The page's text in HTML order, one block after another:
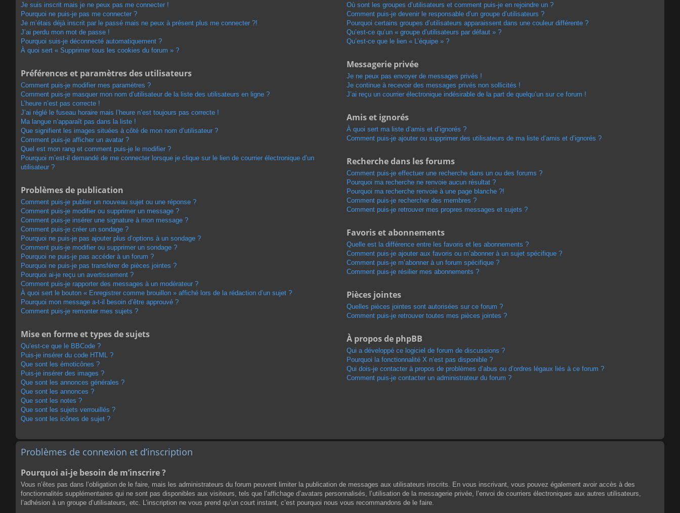
Je suis inscrit mais je ne peux pas me connecter !
Pourquoi ne puis-je pas me connecter ?
Je m’étais déjà inscrit par le passé mais ne peux à présent plus me connecter ?!
J’ai perdu mon mot de passe !
Pourquoi suis-je déconnecté automatiquement ?
À quoi sert « Supprimer tous les cookies du forum » ?
Préférences et paramètres des utilisateurs
Comment puis-je modifier mes paramètres ?
Comment puis-je masquer mon nom d’utilisateur de la liste des utilisateurs en ligne ?
L’heure n’est pas correcte !
J’ai réglé le fuseau horaire mais l’heure n’est toujours pas correcte !
Ma langue n’apparaît pas dans la liste !
Que signifient les images situées à côté de mon nom d’utilisateur ?
Comment puis-je afficher un avatar ?
Quel est mon rang et comment puis-je le modifier ?
Pourquoi m’est-il demandé de me connecter lorsque je clique sur le lien de courrier électronique d’un
utilisateur ?
Problèmes de publication
Comment puis-je publier un nouveau sujet ou une réponse ?
Comment puis-je modifier ou supprimer un message ?
Comment puis-je insérer une signature à mon message ?
Comment puis-je créer un sondage ?
Pourquoi ne puis-je pas ajouter plus d’options à un sondage ?
Comment puis-je modifier ou supprimer un sondage ?
Pourquoi ne puis-je pas accéder à un forum ?
Pourquoi ne puis-je pas transférer de pièces jointes ?
Pourquoi ai-je reçu un avertissement ?
Comment puis-je rapporter des messages à un modérateur ?
À quoi sert le bouton « Enregistrer comme brouillon » affiché lors de la rédaction d’un sujet ?
Pourquoi mon message a-t-il besoin d’être approuvé ?
Comment puis-je remonter mes sujets ?
Mise en forme et types de sujets
Qu’est-ce que le BBCode ?
Puis-je insérer du code HTML ?
Que sont les émoticônes ?
Puis-je insérer des images ?
Que sont les annonces générales ?
Que sont les annonces ?
Que sont les notes ?
Que sont les sujets verrouillés ?
Que sont les icônes de sujet ?
Où sont les groupes d’utilisateurs et comment puis-je en rejoindre un ?
Comment puis-je devenir le responsable d’un groupe d’utilisateurs ?
Pourquoi certains groupes d’utilisateurs apparaissent dans une couleur différente ?
Qu’est-ce qu’un « groupe d’utilisateurs par défaut » ?
Qu’est-ce que le lien « L’équipe » ?
Messagerie privée
Je ne peux pas envoyer de messages privés !
Je continue à recevoir des messages privés non sollicités !
J’ai reçu un courrier électronique indésirable de la part de quelqu’un sur ce forum !
Amis et ignorés
À quoi sert ma liste d’amis et d’ignorés ?
Comment puis-je ajouter ou supprimer des utilisateurs de ma liste d’amis et d’ignorés ?
Recherche dans les forums
Comment puis-je effectuer une recherche dans un ou des forums ?
Pourquoi ma recherche ne renvoie aucun résultat ?
Pourquoi ma recherche renvoie à une page blanche ?!
Comment puis-je rechercher des membres ?
Comment puis-je retrouver mes propres messages et sujets ?
Favoris et abonnements
Quelle est la différence entre les favoris et les abonnements ?
Comment puis-je ajouter aux favoris ou m’abonner à un sujet spécifique ?
Comment puis-je m’abonner à un forum spécifique ?
Comment puis-je résilier mes abonnements ?
Pièces jointes
Quelles pièces jointes sont autorisées sur ce forum ?
Comment puis-je retrouver toutes mes pièces jointes ?
À propos de phpBB
Qui a développé ce logiciel de forum de discussions ?
Pourquoi la fonctionnalité X n’est pas disponible ?
Qui dois-je contacter à propos de problèmes d’abus ou d’ordres légaux liés à ce forum ?
Comment puis-je contacter un administrateur du forum ?
Problèmes de connexion et d’inscription
Pourquoi ai-je besoin de m’inscrire ?
Vous n’êtes pas dans l’obligation de le faire, mais les administrateurs du forum peuvent limiter la publication de messages aux utilisateurs inscrits. En vous inscrivant, vous pouvez également avoir accès à des
fonctionnalités supplémentaires qui ne sont pas disponibles aux visiteurs, tels que l’affichage d’avatars personnalisés, l’utilisation de la messagerie privée, l’envoi de courriers électroniques aux autres utilisateurs,
l’adhésion à un groupe d’utilisateurs, etc. L’inscription ne vous prend qu’un court instant, c’est pourquoi nous vous recommandons de le faire.